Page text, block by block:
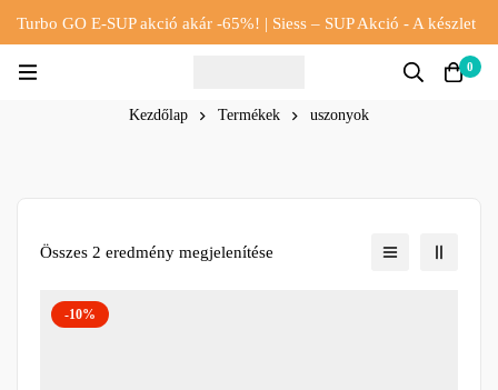
Turbo GO E-SUP akció akár -65%! | Siess – SUP Akció - A készlet
0
Kezdőlap Termékek uszonyok
Összes 2 eredmény megjelenítése
-10%